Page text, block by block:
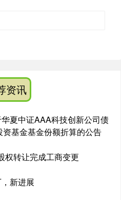
资讯
夏中证AAA科技创新公司债
基金基金份额折算的公告
权转让完成工商变更
新进展